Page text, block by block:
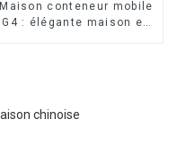
Maison conteneur mobile
G4 : élégante maison en